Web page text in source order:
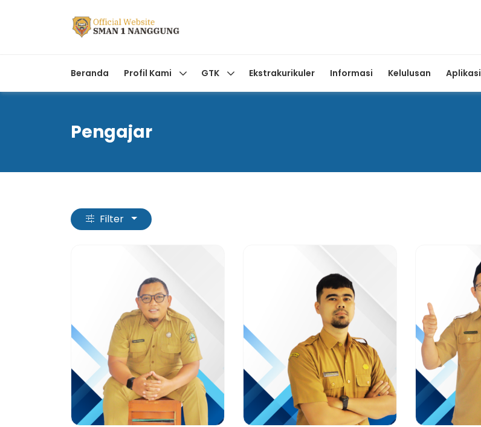
Beranda Profil Kami GTK Ekstrakurikuler Informasi Kelulusan Aplikasi
Pengajar
Filter